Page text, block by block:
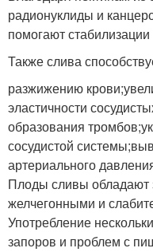
радионуклиды и
помогают
Также слива
разжижению
эластичности
образования
сосудистой
артериального
Плоды сливы обладают
желчегонными и
Употребление
запоров и проблем с